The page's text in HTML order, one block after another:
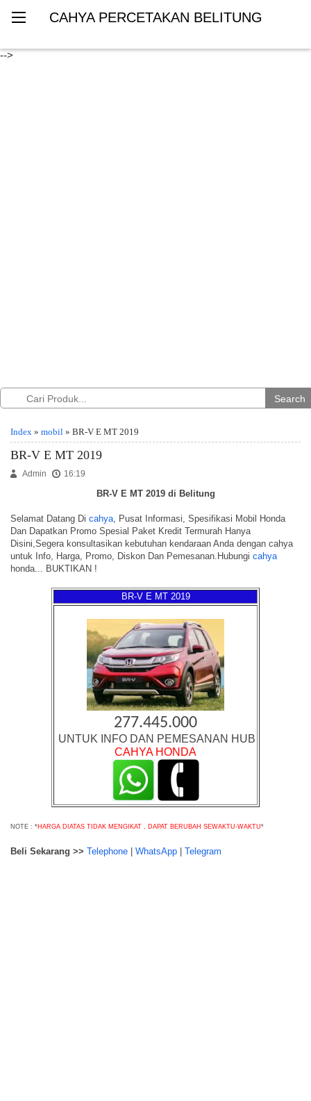
-->
CAHYA PERCETAKAN BELITUNG
Search
Index » mobil » BR-V E MT 2019
BR-V E MT 2019
Admin 16:19
BR-V E MT 2019 di Belitung
Selamat Datang Di cahya, Pusat Informasi, Spesifikasi Mobil Honda
Dan Dapatkan Promo Spesial Paket Kredit Termurah Hanya
Disini,Segera konsultasikan kebutuhan kendaraan Anda dengan cahya
untuk Info, Harga, Promo, Diskon Dan Pemesanan.Hubungi cahya
honda... BUKTIKAN !
BR-V E MT 2019
277.445.000
UNTUK INFO DAN PEMESANAN HUB
CAHYA HONDA
NOTE : *HARGA DIATAS TIDAK MENGIKAT , DAPAT BERUBAH SEWAKTU-WAKTU*
Beli Sekarang >> Telephone WhatsApp Telegram